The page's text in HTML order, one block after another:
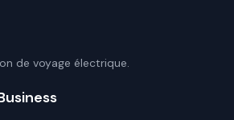
de voyage électrique.